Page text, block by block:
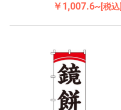
￥1,007.6~[税込]